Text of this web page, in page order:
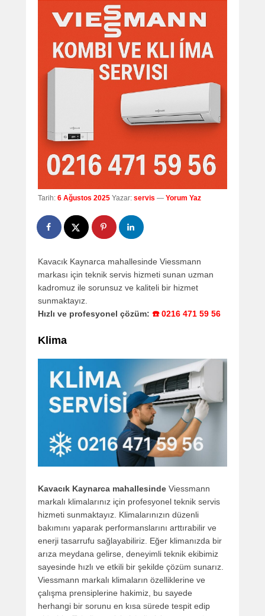
Tarih: 6 Ağustos 2025 Yazar: servis — Yorum Yaz
Kavacık Kaynarca mahallesinde Viessmann
markası için teknik servis hizmeti sunan uzman
kadromuz ile sorunsuz ve kaliteli bir hizmet
sunmaktayız.
Hızlı ve profesyonel çözüm: ☎️ 0216 471 59 56
Klima
Kavacık Kaynarca mahallesinde Viessmann
markalı klimalarınız için profesyonel teknik servis
hizmeti sunmaktayız. Klimalarınızın düzenli
bakımını yaparak performanslarını arttırabilir ve
enerji tasarrufu sağlayabiliriz. Eğer klimanızda bir
arıza meydana gelirse, deneyimli teknik ekibimiz
sayesinde hızlı ve etkili bir şekilde çözüm sunarız.
Viessmann markalı klimaların özelliklerine ve
çalışma prensiplerine hakimiz, bu sayede
herhangi bir sorunu en kısa sürede tespit edip